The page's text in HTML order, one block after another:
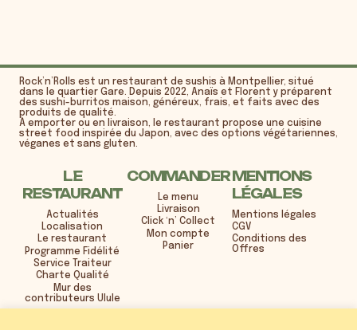
Rock’n’Rolls est un restaurant de sushis à Montpellier, situé
dans le quartier Gare. Depuis 2022, Anaïs et Florent y préparent
des sushi-burritos maison, généreux, frais, et faits avec des
produits de qualité.
À emporter ou en livraison, le restaurant propose une cuisine
street food inspirée du Japon, avec des options végétariennes,
véganes et sans gluten.
LE
RESTAURANT
Actualités
Localisation
Le restaurant
Programme Fidélité
Service Traiteur
Charte Qualité
Mur des
contributeurs Ulule
COMMANDER
Le menu
Livraison
Click ‘n’ Collect
Mon compte
Panier
MENTIONS
LÉGALES
Mentions légales
CGV
Conditions des
Offres